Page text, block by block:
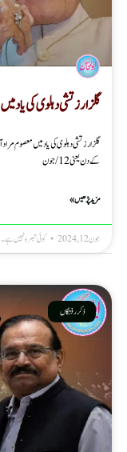
گلزار زتشی دہلوی کی یاد میں
گلزار زتشی دہلوی کی یاد میں
کے دن یعنی 12/جون
مزید پڑھیں »
جون 12, 2024 کوئی تبصرہ نہیں ہے۔
ذکر رفتگاں